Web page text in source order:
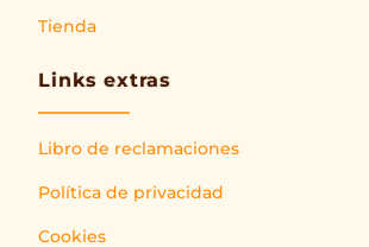
Tienda
Links extras
Libro de reclamaciones
Política de privacidad
Cookies